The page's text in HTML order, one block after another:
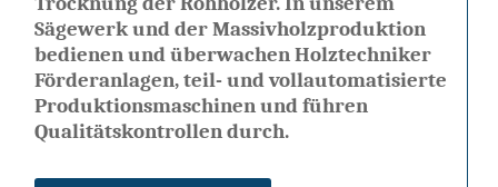
Sägewerk und der Massivholzproduktion
bedienen und überwachen Holztechniker
Förderanlagen, teil- und vollautomatisierte
Produktionsmaschinen und führen
Qualitätskontrollen durch.